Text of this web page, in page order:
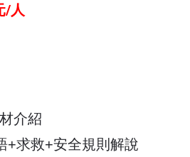
/人
介紹
+求救+安全規則解說
請自備暈船藥
，總教練得視實際天候與
程，學員務必配合總教練
華南商業銀行城東分行